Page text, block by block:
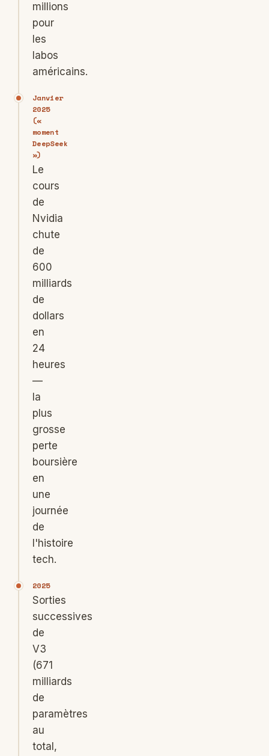
millions
pour
les
labos
américains.
Janvier
2025
(«
moment
DeepSeek
»)
Le
cours
de
Nvidia
chute
de
600
milliards
de
dollars
en
24
heures
—
la
plus
grosse
perte
boursière
en
une
journée
de
l'histoire
tech.
2025
Sorties
successives
de
V3
(671
milliards
de
paramètres
au
total,